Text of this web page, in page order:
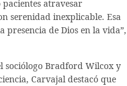
atravesar
serenidad inexplicable. Esa
presencia de Dios en la vida”,
sociólogo Bradford Wilcox y
Carvajal destacó que